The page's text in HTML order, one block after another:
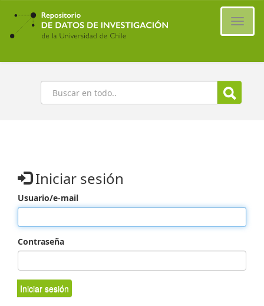
Ir
contenido
principal
Buscar
Iniciar sesión
Usuario/e-mail
Contraseña
Iniciar sesión